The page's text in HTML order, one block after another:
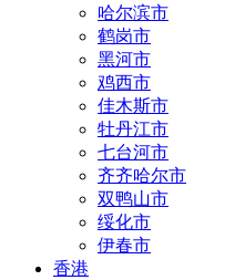
哈尔滨市
鹤岗市
黑河市
鸡西市
佳木斯市
牡丹江市
七台河市
齐齐哈尔市
双鸭山市
绥化市
伊春市
香港